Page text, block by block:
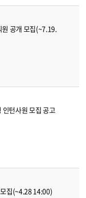
공개 모집(~7.19.
턴사원 모집 공고
집(~4.28 14:00)